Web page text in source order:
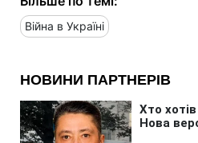
Війна в Україні